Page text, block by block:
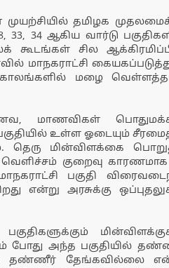
தமிழக
34 ஆகிய வார்டு
கூடங்கள் சில
மாநகராட்சி
மழை
மாணவிகள்
உள்ள ஓடையும்
தெரு மின்விளக்கை
குறைவு காரணமாக
பகுதி
என்று அரசுக்கு
போது அந்த பகுதியில்
தண்ணீர் தேங்கவில்லை